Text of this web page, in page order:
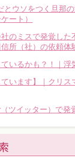
とウソをつく旦那
ート）
のミスで発覚した
所（社）の依頼体
いるかも？！｜浮
ています】｜クリ
ツイッター）で発